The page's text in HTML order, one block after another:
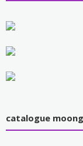
catalogue